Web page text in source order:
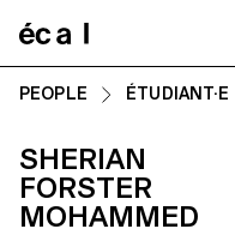
PEOPLE ÉTUDIANT·E
SHERIAN
FORSTER
MOHAMMED